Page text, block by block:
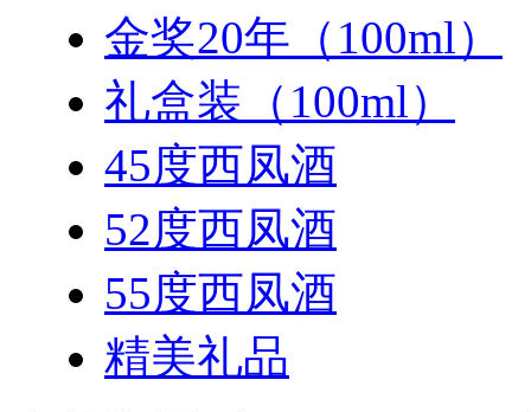
金奖20年（100ml）
礼盒装（100ml）
45度西凤酒
52度西凤酒
55度西凤酒
精美礼品